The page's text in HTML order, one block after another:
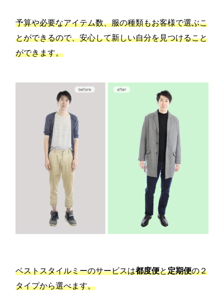
予算や必要なアイテム数、服の種類もお客様で選ぶこ
とができるので、安心して新しい自分を見つけること
ができます。
ベストスタイルミーのサービスは都度便と定期便の２
タイプから選べます。